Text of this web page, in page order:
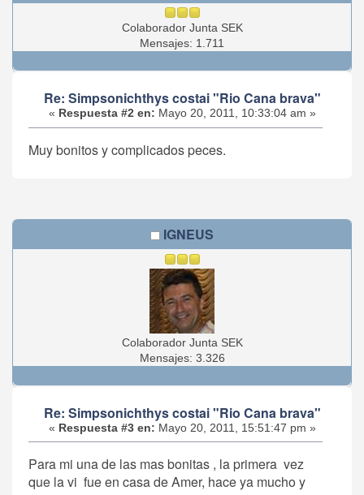
Colaborador Junta SEK
Mensajes: 1.711
Re: Simpsonichthys costai "Rio Cana brava"
« Respuesta #2 en: Mayo 20, 2011, 10:33:04 am »
Muy bonitos y complicados peces.
IGNEUS
Colaborador Junta SEK
Mensajes: 3.326
Re: Simpsonichthys costai "Rio Cana brava"
« Respuesta #3 en: Mayo 20, 2011, 15:51:47 pm »
Para mi una de las mas bonitas , la primera vez
que la vi fue en casa de Amer, hace ya mucho y